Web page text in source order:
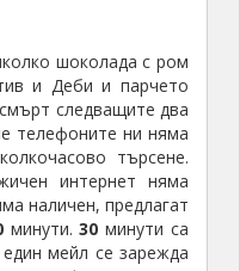
шоколада с ром
и Деби и парчето
следващите два
телефоните ни няма
търсене.
интернет няма
наличен, предлагат
минути.30 минути са
мейл се зарежда